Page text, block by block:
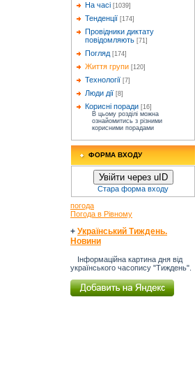
На часі [1039]
Тенденції [174]
Провідники диктату
повідомляють [71]
Погляд [174]
Життя групи [120]
Технології [7]
Люди дії [8]
Корисні поради [16]
В цьому розділі можна
ознайомитись з різними
корисними порадами
ФОРМА ВХОДУ
Увійти через uID
Стара форма входу
погода
Погода в Рівному
+ Український Тиждень.
Новини
Інформаційна картина дня від
українського часопису "Тиждень".